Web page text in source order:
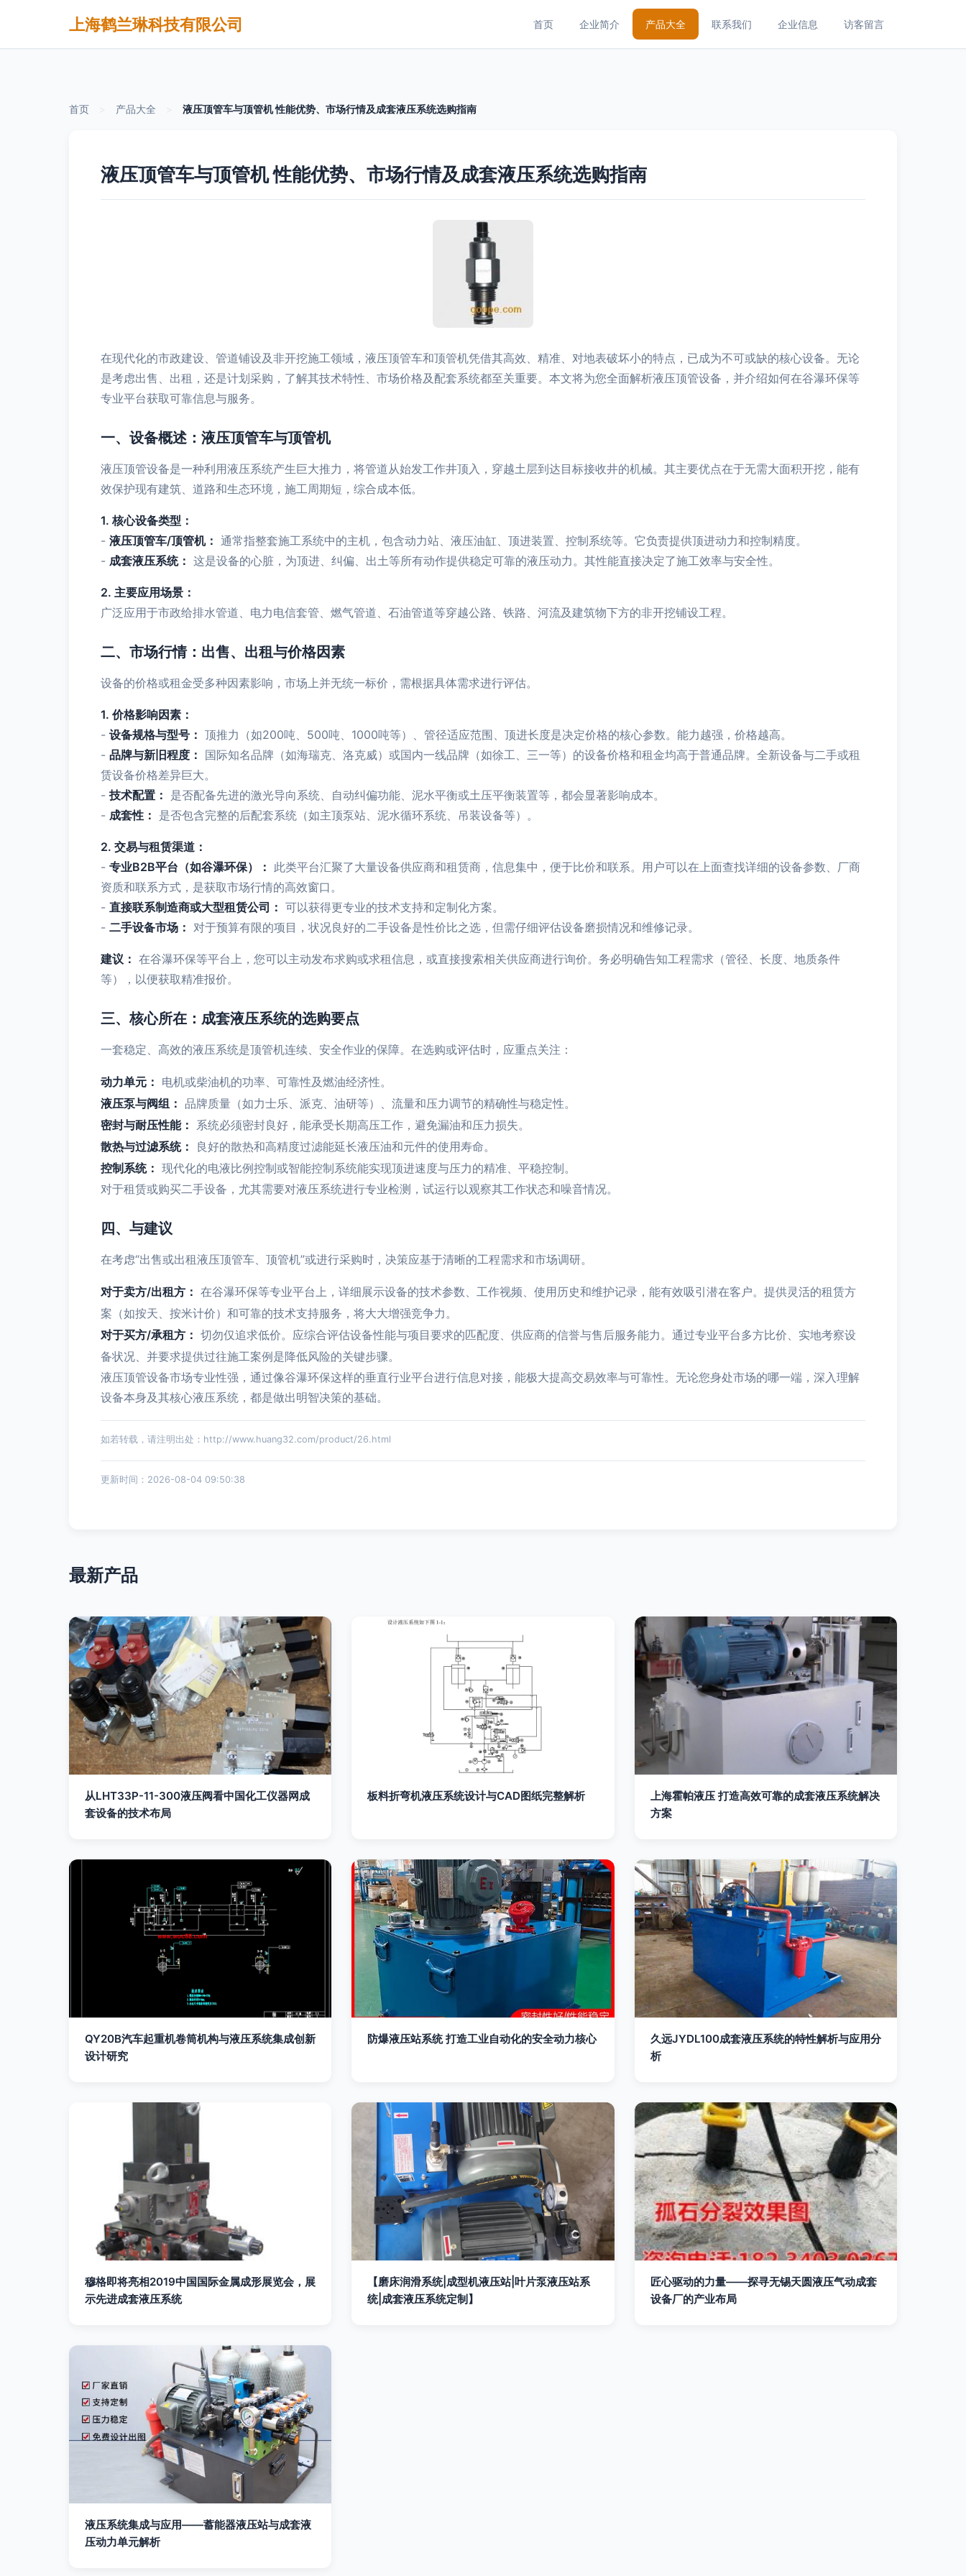
上海鹤兰琳科技有限公司 首页 企业简介 产品大全 联系我们 企业信息 访客留言
首页 产品大全 液压顶管车与顶管机 性能优势、市场行情及成套液压系统选购指南
液压顶管车与顶管机 性能优势、市场行情及成套液压系统选购指南
在现代化的市政建设、管道铺设及非开挖施工领域，液压顶管车和顶管机凭借其高效、精准、对地表破坏小的特点，已成为不可或缺的核心设备。无论
是考虑出售、出租，还是计划采购，了解其技术特性、市场价格及配套系统都至关重要。本文将为您全面解析液压顶管设备，并介绍如何在谷瀑环保等
专业平台获取可靠信息与服务。
一、设备概述：液压顶管车与顶管机
液压顶管设备是一种利用液压系统产生巨大推力，将管道从始发工作井顶入，穿越土层到达目标接收井的机械。其主要优点在于无需大面积开挖，能有
效保护现有建筑、道路和生态环境，施工周期短，综合成本低。
1. 核心设备类型：
- 液压顶管车/顶管机： 通常指整套施工系统中的主机，包含动力站、液压油缸、顶进装置、控制系统等。它负责提供顶进动力和控制精度。
- 成套液压系统： 这是设备的心脏，为顶进、纠偏、出土等所有动作提供稳定可靠的液压动力。其性能直接决定了施工效率与安全性。
2. 主要应用场景：
广泛应用于市政给排水管道、电力电信套管、燃气管道、石油管道等穿越公路、铁路、河流及建筑物下方的非开挖铺设工程。
二、市场行情：出售、出租与价格因素
设备的价格或租金受多种因素影响，市场上并无统一标价，需根据具体需求进行评估。
1. 价格影响因素：
- 设备规格与型号： 顶推力（如200吨、500吨、1000吨等）、管径适应范围、顶进长度是决定价格的核心参数。能力越强，价格越高。
- 品牌与新旧程度： 国际知名品牌（如海瑞克、洛克威）或国内一线品牌（如徐工、三一等）的设备价格和租金均高于普通品牌。全新设备与二手或租
赁设备价格差异巨大。
- 技术配置： 是否配备先进的激光导向系统、自动纠偏功能、泥水平衡或土压平衡装置等，都会显著影响成本。
- 成套性： 是否包含完整的后配套系统（如主顶泵站、泥水循环系统、吊装设备等）。
2. 交易与租赁渠道：
- 专业B2B平台（如谷瀑环保）： 此类平台汇聚了大量设备供应商和租赁商，信息集中，便于比价和联系。用户可以在上面查找详细的设备参数、厂商
资质和联系方式，是获取市场行情的高效窗口。
- 直接联系制造商或大型租赁公司： 可以获得更专业的技术支持和定制化方案。
- 二手设备市场： 对于预算有限的项目，状况良好的二手设备是性价比之选，但需仔细评估设备磨损情况和维修记录。
建议： 在谷瀑环保等平台上，您可以主动发布求购或求租信息，或直接搜索相关供应商进行询价。务必明确告知工程需求（管径、长度、地质条件
等），以便获取精准报价。
三、核心所在：成套液压系统的选购要点
一套稳定、高效的液压系统是顶管机连续、安全作业的保障。在选购或评估时，应重点关注：
动力单元： 电机或柴油机的功率、可靠性及燃油经济性。
液压泵与阀组： 品牌质量（如力士乐、派克、油研等）、流量和压力调节的精确性与稳定性。
密封与耐压性能： 系统必须密封良好，能承受长期高压工作，避免漏油和压力损失。
散热与过滤系统：
良好的散热和高精度过滤能延长液压油和元件的使用寿命。
控制系统： 现代化的电液比例控制或智能控制系统能实现顶进速度与压力的精准、平稳控制。
对于租赁或购买二手设备，尤其需要对液压系统进行专业检测，试运行以观察其工作状态和噪音情况。
四、与建议
在考虑“出售或出租液压顶管车、顶管机”或进行采购时，决策应基于清晰的工程需求和市场调研。
对于卖方/出租方： 在谷瀑环保等专业平台上，详细展示设备的技术参数、工作视频、使用历史和维护记录，能有效吸引潜在客户。提供灵活的租赁方
案（如按天、按米计价）和可靠的技术支持服务，将大大增强竞争力。
对于买方/承租方： 切勿仅追求低价。应综合评估设备性能与项目要求的匹配度、供应商的信誉与售后服务能力。通过专业平台多方比价、实地考察设
备状况、并要求提供过往施工案例是降低风险的关键步骤。
液压顶管设备市场专业性强，通过像谷瀑环保这样的垂直行业平台进行信息对接，能极大提高交易效率与可靠性。无论您身处市场的哪一端，深入理解
设备本身及其核心液压系统，都是做出明智决策的基础。
如若转载，请注明出处：http://www.huang32.com/product/26.html
更新时间：2026-08-04 09:50:38
最新产品
从LHT33P-11-300液压阀看中国化工仪器网成
套设备的技术布局
板料折弯机液压系统设计与CAD图纸完整解析
上海霍帕液压 打造高效可靠的成套液压系统解决
方案
QY20B汽车起重机卷筒机构与液压系统集成创新
设计研究
防爆液压站系统 打造工业自动化的安全动力核心
久远JYDL100成套液压系统的特性解析与应用分
析
穆格即将亮相2019中国国际金属成形展览会，展
示先进成套液压系统
【磨床润滑系统|成型机液压站|叶片泵液压站系
统|成套液压系统定制】
匠心驱动的力量——探寻无锡天圆液压气动成套
设备厂的产业布局
液压系统集成与应用——蓄能器液压站与成套液
压动力单元解析